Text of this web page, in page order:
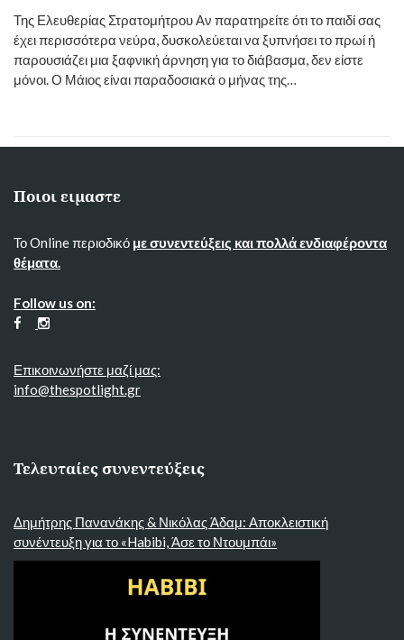
Της Ελευθερίας Στρατομήτρου Αν παρατηρείτε ότι το παιδί σας
έχει περισσότερα νεύρα, δυσκολεύεται να ξυπνήσει το πρωί ή
παρουσιάζει μια ξαφνική άρνηση για το διάβασμα, δεν είστε
μόνοι. Ο Μάιος είναι παραδοσιακά ο μήνας της…
Ποιοι ειμαστε
Το Online περιοδικό με συνεντεύξεις και πολλά ενδιαφέροντα
θέματα.
Follow us on:
Επικοινωνήστε μαζί μας:
info@thespotlight.gr
Τελευταίες συνεντεύξεις
Δημήτρης Πανανάκης & Νικόλας Άδαμ: Αποκλειστική
συνέντευξη για το «Habibi, Άσε το Ντουμπάι»